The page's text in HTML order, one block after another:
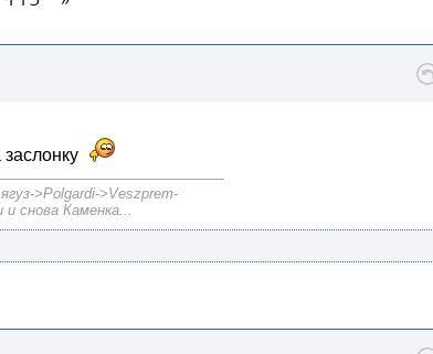
>Polgardi->Veszprem-
и снова Каменка...